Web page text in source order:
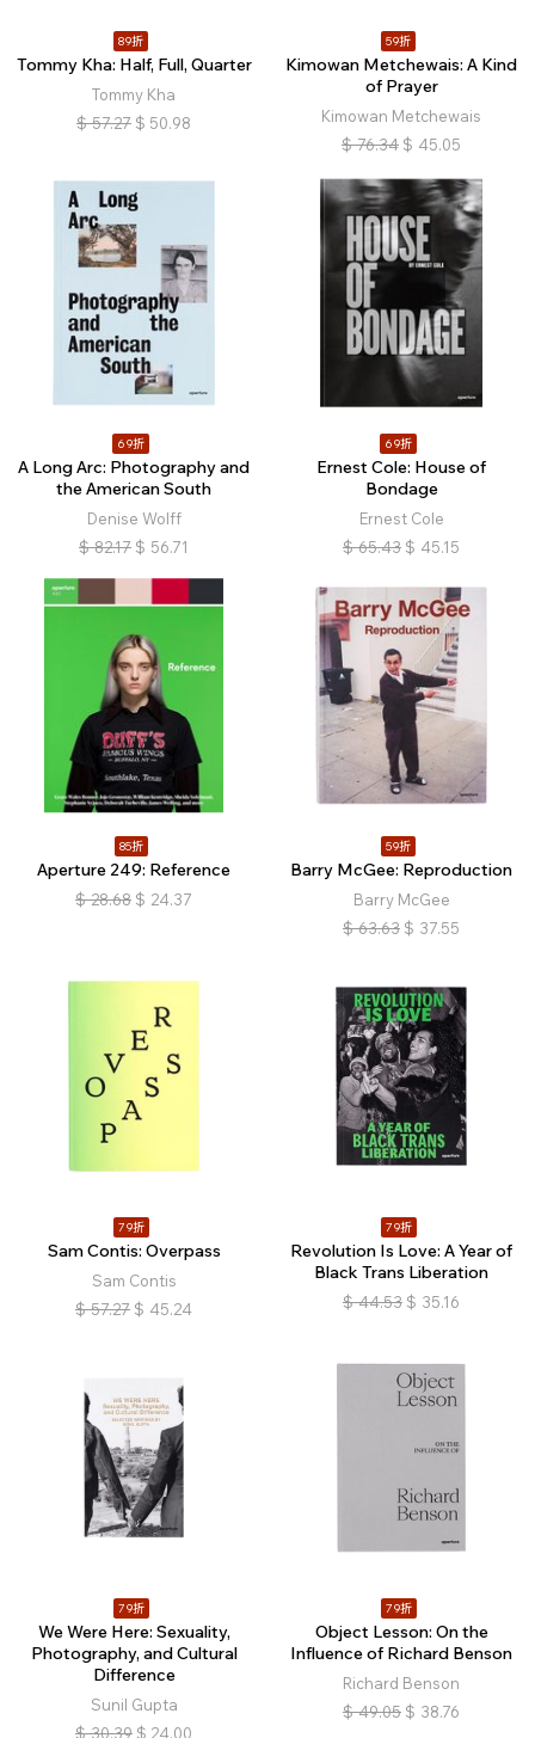
89折
Tommy Kha: Half, Full, Quarter
Tommy Kha
$ 57.27 $ 50.98
59折
Kimowan Metchewais: A Kind
of Prayer
Kimowan Metchewais
$ 76.34 $ 45.05
69折
A Long Arc: Photography and
the American South
Denise Wolff
$ 82.17 $ 56.71
69折
Ernest Cole: House of
Bondage
Ernest Cole
$ 65.43 $ 45.15
85折
Aperture 249: Reference
$ 28.68 $ 24.37
59折
Barry McGee: Reproduction
Barry McGee
$ 63.63 $ 37.55
79折
Sam Contis: Overpass
Sam Contis
$ 57.27 $ 45.24
79折
Revolution Is Love: A Year of
Black Trans Liberation
$ 44.53 $ 35.16
79折
We Were Here: Sexuality,
Photography, and Cultural
Difference
Sunil Gupta
$ 30.39 $ 24.00
79折
Object Lesson: On the
Influence of Richard Benson
Richard Benson
$ 49.05 $ 38.76